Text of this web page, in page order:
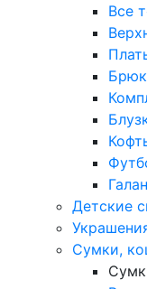
Все
Детские
Сумки,